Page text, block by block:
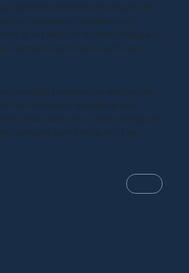
blanditiis praesentium voluptatum
sint occaecati cupiditate non
id est laborum et dolorum fuga. Et
tempore, cum soluta nobis est
blanditiis praesentium voluptatum
sint occaecati cupiditate non
id est laborum et dolorum fuga. Et
tempore, cum soluta nobis est